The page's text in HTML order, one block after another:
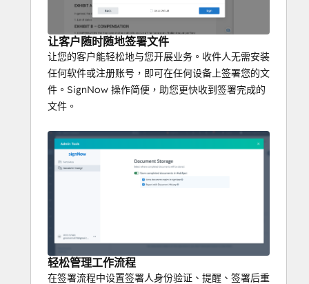
让客户随时随地签署文件
让您的客户能轻松地与您开展业务。收件人无需安装
任何软件或注册账号，即可在任何设备上签署您的文
件。SignNow 操作简便，助您更快收到签署完成的
文件。
轻松管理工作流程
在签署流程中设置签署人身份验证、提醒、签署后重